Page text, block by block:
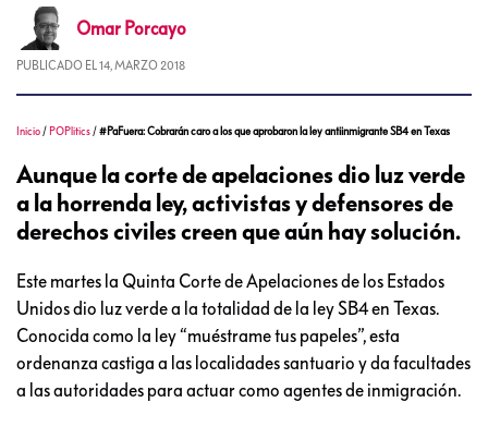
Omar Porcayo
PUBLICADO EL 14, MARZO 2018
Inicio / POPlitics /#PaFuera: Cobrarán caro a los que aprobaron la ley antiinmigrante SB4 en Texas
Aunque la corte de apelaciones dio luz verde
a la horrenda ley, activistas y defensores de
derechos civiles creen que aún hay solución.
Este martes la Quinta Corte de Apelaciones de los Estados
Unidos dio luz verde a la totalidad de la ley SB4 en Texas.
Conocida como la ley “muéstrame tus papeles”, esta
ordenanza castiga a las localidades santuario y da facultades
a las autoridades para actuar como agentes de inmigración.